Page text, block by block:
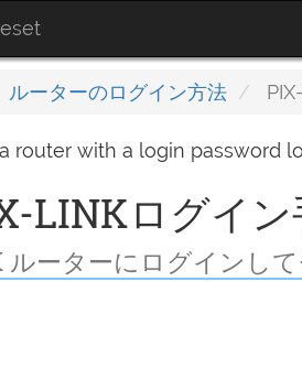
ルーターのログイン方法
LINKログイン
ルーターにログインし